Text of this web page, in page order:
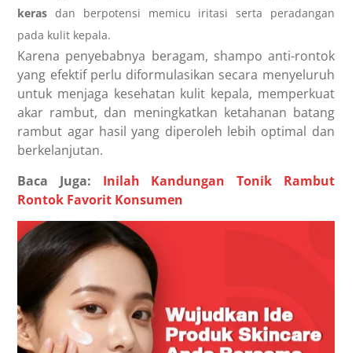
keras dan berpotensi memicu iritasi serta peradangan
pada kulit kepala.
Karena penyebabnya beragam, shampo anti-rontok
yang efektif perlu diformulasikan secara menyeluruh
untuk menjaga kesehatan kulit kepala, memperkuat
akar rambut, dan meningkatkan ketahanan batang
rambut agar hasil yang diperoleh lebih optimal dan
berkelanjutan.
Baca Juga: Inilah Kandungan Tonik Rambut
Rontok Favorit Konsumen